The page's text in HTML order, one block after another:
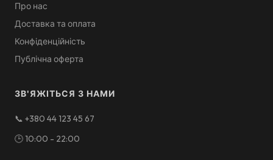
Про нас
Доставка та оплата
Конфіденційність
Публічна оферта
ЗВ'ЯЖІТЬСЯ З НАМИ
📞 +380 44 123 45 67
🕒10:00 - 22:00